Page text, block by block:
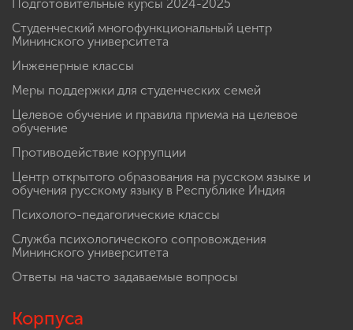
Подготовительные курсы 2024-2025
Студенческий многофункциональный центр
Мининского университета
Инженерные классы
Меры поддержки для студенческих семей
Целевое обучение и правила приема на целевое
обучение
Противодействие коррупции
Центр открытого образования на русском языке и
обучения русскому языку в Республике Индия
Психолого-педагогические классы
Служба психологического сопровождения
Мининского университета
Ответы на часто задаваемые вопросы
Корпуса